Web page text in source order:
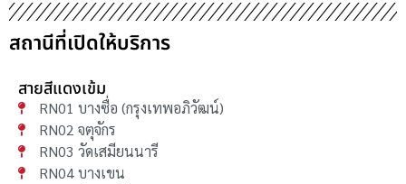
สถานีที่เปิดให้บริการ
สายสีแดงเข้ม
RN01 บางซื่อ (กรุงเทพอภิวัฒน์)
RN02 จตุจักร
RN03 วัดเสมียนนารี
RN04 บางเขน